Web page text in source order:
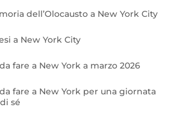
dell’Olocausto a New York City
a New York City
fare a New York a marzo 2026
fare a New York per una giornata
sé